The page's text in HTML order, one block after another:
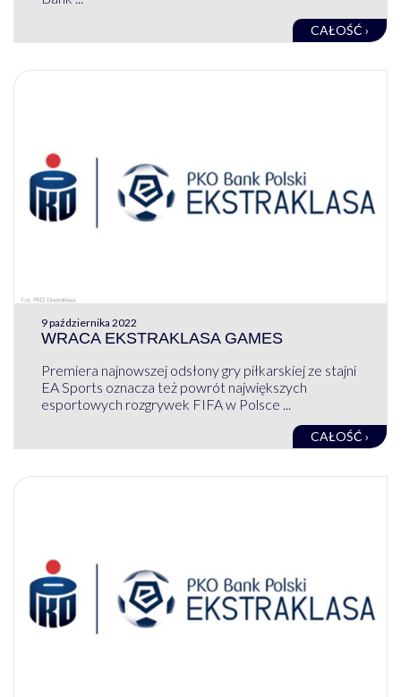
CAŁOŚĆ ›
9 października 2022
WRACA EKSTRAKLASA GAMES
Premiera najnowszej odsłony gry piłkarskiej ze stajni
EA Sports oznacza też powrót największych
esportowych rozgrywek FIFA w Polsce ...
CAŁOŚĆ ›